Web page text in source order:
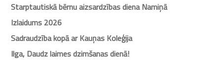
Starptautiskā bērnu aizsardzības diena Namiņā
Izlaidums 2026
Sadraudzība kopā ar Kauņas Koleģija
Ilga, Daudz laimes dzimšanas dienā!